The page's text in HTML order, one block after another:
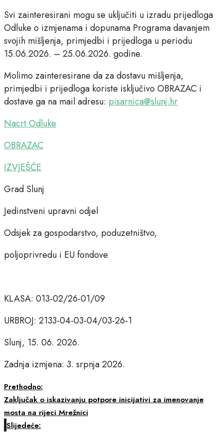
Svi zainteresirani mogu se uključiti u izradu prijedloga
Odluke o izmjenama i dopunama Programa davanjem
svojih mišljenja, primjedbi i prijedloga u periodu
15.06.2026. – 25.06.2026. godine.
Molimo zainteresirane da za dostavu mišljenja,
primjedbi i prijedloga koriste isključivo OBRAZAC i
dostave ga na mail adresu: pisarnica@slunj.hr
Nacrt Odluke
OBRAZAC
IZVJEŠĆE
Grad Slunj
Jedinstveni upravni odjel
Odsjek za gospodarstvo, poduzetništvo,
poljoprivredu i EU fondove
KLASA: 013-02/26-01/09
URBROJ: 2133-04-03-04/03-26-1
Slunj, 15. 06. 2026.
Zadnja izmjena: 3. srpnja 2026.
Prethodno:
Zaključak o iskazivanju potpore inicijativi za imenovanje
mosta na rijeci Mrežnici
Slijedeće: